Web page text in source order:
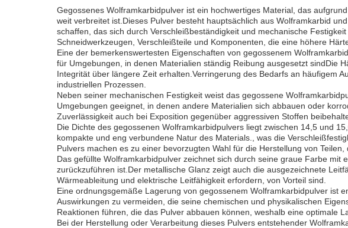
Gegossenes Wolframkarbidpulver ist ein hochwertiges Material, das
weit verbreitet ist.Dieses Pulver besteht hauptsächlich aus Wolframkarbid
schaffen, das sich durch Verschleißbeständigkeit und mechanische
Schneidwerkzeugen, Verschleißteile und Komponenten, die eine höhere
Eine der bemerkenswertesten Eigenschaften von gegossenem
für Umgebungen, in denen Materialien ständig Reibung ausgesetzt sindDie
Integrität über längere Zeit erhalten.Verringerung des Bedarfs an häufigem
industriellen Prozessen.
Neben seiner mechanischen Festigkeit weist das gegossene
Umgebungen geeignet, in denen andere Materialien sich abbauen oder
Zuverlässigkeit auch bei Exposition gegenüber aggressiven Stoffen
Die Dichte des gegossenen Wolframkarbidpulvers liegt zwischen 14,5 und
kompakte und eng verbundene Natur des Materials., was die
Pulvers machen es zu einer bevorzugten Wahl für die Herstellung von
Das gefüllte Wolframkarbidpulver zeichnet sich durch seine graue Farbe
zurückzuführen ist.Der metallische Glanz zeigt auch die ausgezeichnete
Wärmeableitung und elektrische Leitfähigkeit erfordern, von Vorteil sind.
Eine ordnungsgemäße Lagerung von gegossenem Wolframkarbidpulver ist
Auswirkungen zu vermeiden, die seine chemischen und physikalischen
Reaktionen führen, die das Pulver abbauen können, weshalb eine optimale
Bei der Herstellung oder Verarbeitung dieses Pulvers entstehender